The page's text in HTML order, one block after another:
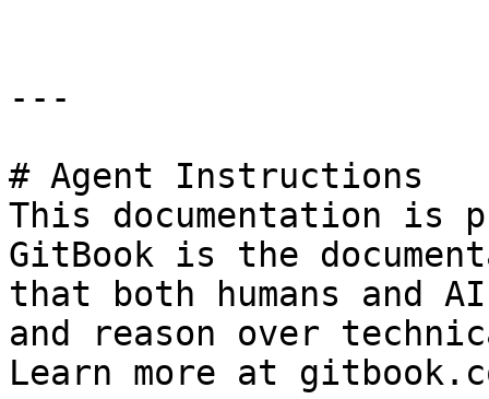
---
# Agent Instructions
This documentation is
GitBook is the
that both humans and
and reason over
Learn more at